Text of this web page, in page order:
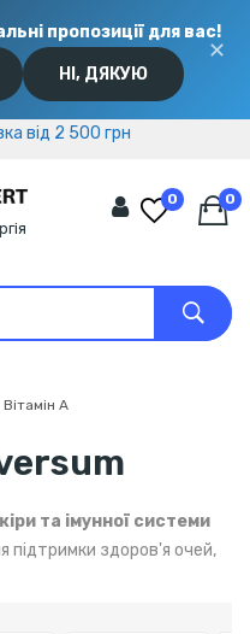
пропозиції для вас!
НІ, ДЯКУЮ
✕
від 2 500 грн
від 2 500 грн
0 0
Вітамін A
та імунної системи
підтримки здоров'я очей,
споживання